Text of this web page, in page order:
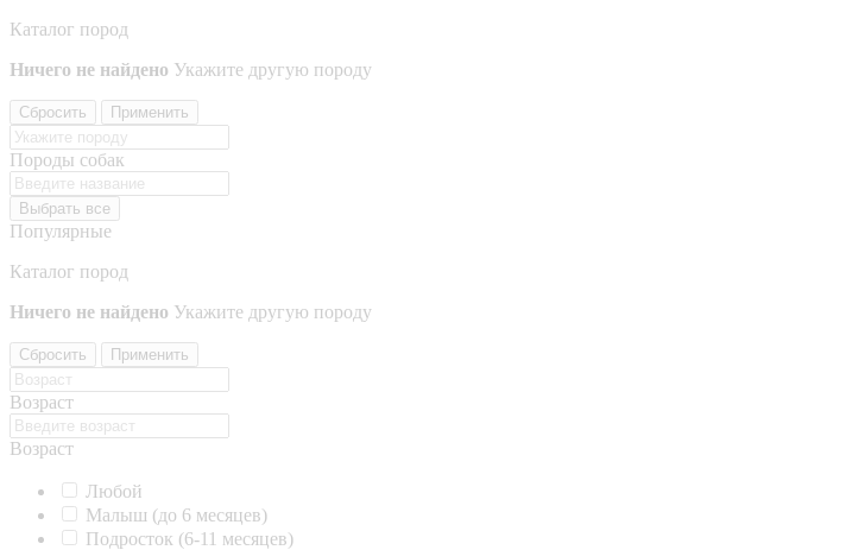
Каталог пород
Ничего не найдено Укажите другую породу
Сбросить Применить
Породы собак
Выбрать все
Популярные
Каталог пород
Ничего не найдено Укажите другую породу
Сбросить Применить
Возраст
Возраст
Любой
Малыш (до 6 месяцев)
Подросток (6-11 месяцев)